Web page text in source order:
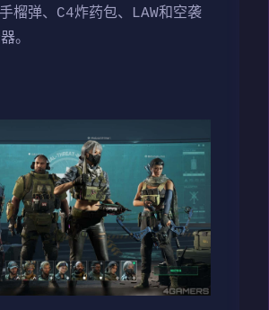
榴弹、C4炸药包、LAW和空袭
。